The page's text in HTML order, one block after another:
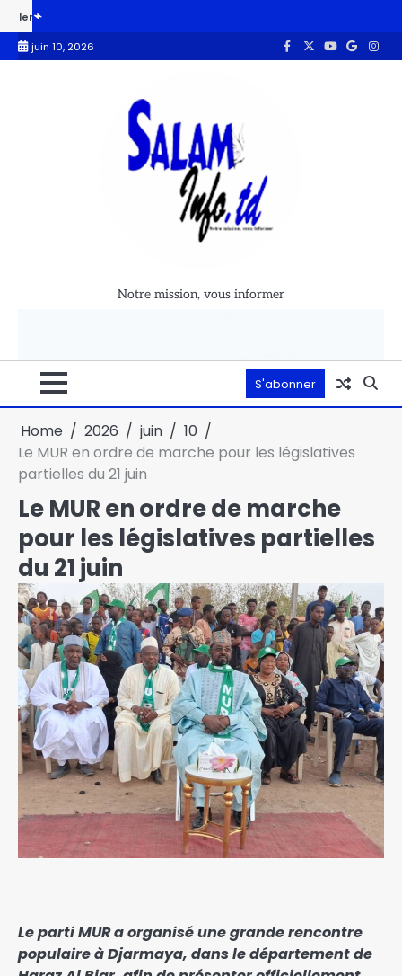
Mayo Kebbi-est : le CAMOJET condamne et appelle l’État à
juin 10, 2026
Notre mission, vous informer
S'abonner
Home 2026 juin
10
Le MUR en ordre de marche pour les législatives
partielles du 21 juin
Le MUR en ordre de marche
pour les législatives partielles
du 21 juin
Le parti MUR a organisé une grande rencontre
populaire à Djarmaya, dans le département de